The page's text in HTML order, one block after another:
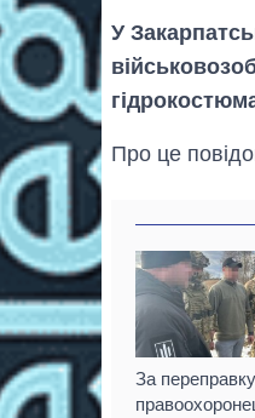
У
Про це
За